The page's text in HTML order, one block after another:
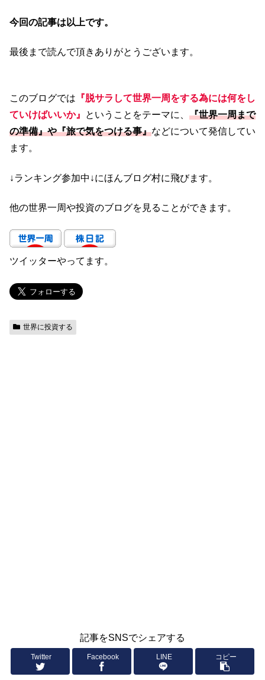
今回の記事は以上です。
最後まで読んで頂きありがとうございます。
このブログでは 『脱サラして世界一周をする為には何をし
ていけばいいか』
ということをテーマに、 『世界一周まで
の準備』や『旅で気をつける事』などについて発信してい
ます。
↓ランキング参加中↓にほんブログ村に飛びます。
他の世界一周や投資のブログを見ることができます。
ツイッターやってます。
世界に投資する
記事をSNSでシェアする
Twitter Facebook LINE コピー